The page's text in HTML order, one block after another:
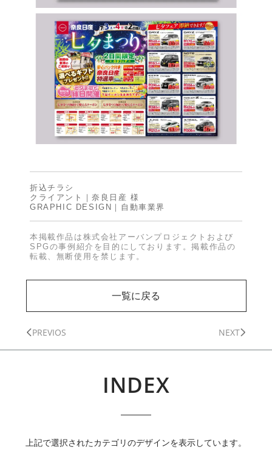
折込チラシ
クライアント｜奈良日産 様
GRAPHIC DESIGN｜自動車業界
本掲載作品は株式会社アーバンプロジェクトおよび
SPGの事例紹介を目的にしております。掲載作品の
転載、無断使用を禁じます。
PREVIOS
一覧に戻る
NEXT
INDEX
上記で選択されたカテゴリのデザインを表示しています。